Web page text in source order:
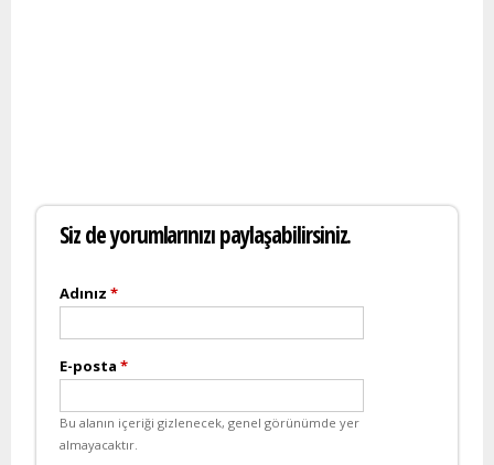
Siz de yorumlarınızı paylaşabilirsiniz.
Adınız *
E-posta *
Bu alanın içeriği gizlenecek, genel görünümde yer
almayacaktır.